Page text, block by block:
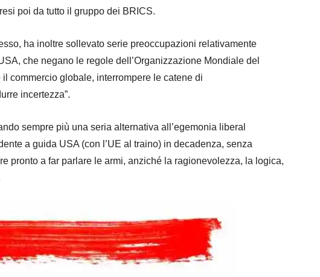
poi da tutto il gruppo dei BRICS.
ha inoltre sollevato serie preoccupazioni relativamente
che negano le regole dell’Organizzazione Mondiale del
commercio globale, interrompere le catene di
incertezza”.
sempre più una seria alternativa all’egemonia liberal
a guida USA (con l’UE al traino) in decadenza, senza
pronto a far parlare le armi, anziché la ragionevolezza, la logica,